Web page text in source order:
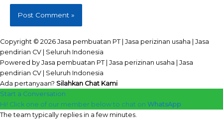
Copyright © 2026 Jasa pembuatan PT | Jasa perizinan usaha | Jasa
pendirian CV | Seluruh Indonesia
Powered by Jasa pembuatan PT | Jasa perizinan usaha | Jasa
pendirian CV | Seluruh Indonesia
Ada pertanyaan? Silahkan Chat Kami
Start a Conversation
Hi! Click one of our member below to chat on WhatsApp
The team typically replies in a few minutes.